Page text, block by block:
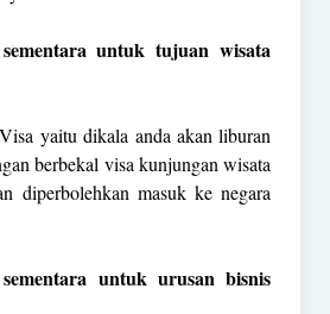
untuk tujuan wisata
yaitu dikala anda akan liburan
berbekal visa kunjungan wisata
diperbolehkan masuk ke negara
untuk urusan bisnis